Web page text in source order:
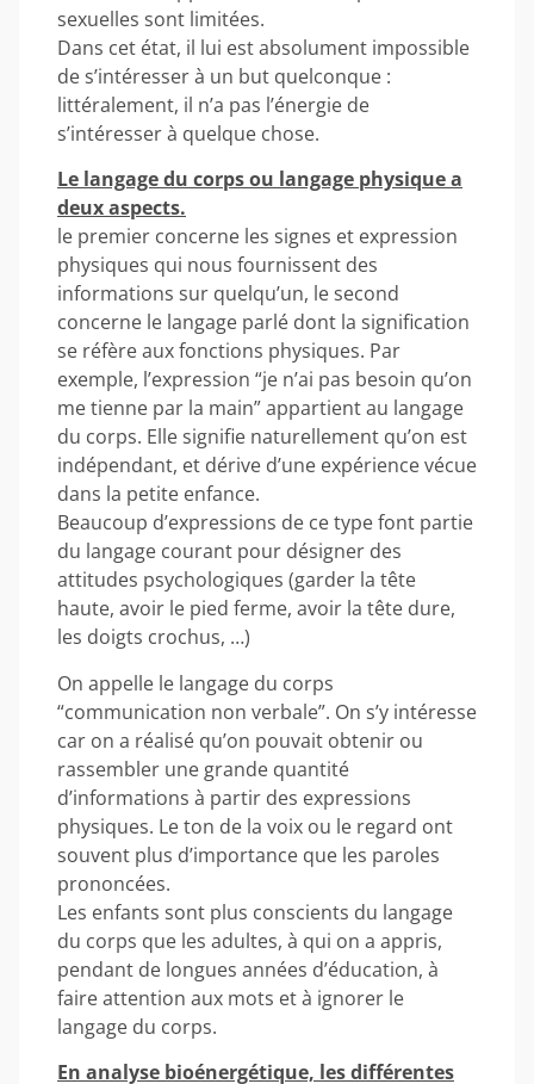
sexuelles sont limitées.
Dans cet état, il lui est absolument impossible
de s’intéresser à un but quelconque :
littéralement, il n’a pas l’énergie de
s’intéresser à quelque chose.
Le langage du corps ou langage physique a
deux aspects.
le premier concerne les signes et expression
physiques qui nous fournissent des
informations sur quelqu’un, le second
concerne le langage parlé dont la signification
se réfère aux fonctions physiques. Par
exemple, l’expression “je n’ai pas besoin qu’on
me tienne par la main” appartient au langage
du corps. Elle signifie naturellement qu’on est
indépendant, et dérive d’une expérience vécue
dans la petite enfance.
Beaucoup d’expressions de ce type font partie
du langage courant pour désigner des
attitudes psychologiques (garder la tête
haute, avoir le pied ferme, avoir la tête dure,
les doigts crochus, …)
On appelle le langage du corps
“communication non verbale”. On s’y intéresse
car on a réalisé qu’on pouvait obtenir ou
rassembler une grande quantité
d’informations à partir des expressions
physiques. Le ton de la voix ou le regard ont
souvent plus d’importance que les paroles
prononcées.
Les enfants sont plus conscients du langage
du corps que les adultes, à qui on a appris,
pendant de longues années d’éducation, à
faire attention aux mots et à ignorer le
langage du corps.
En analyse bioénergétique, les différentes